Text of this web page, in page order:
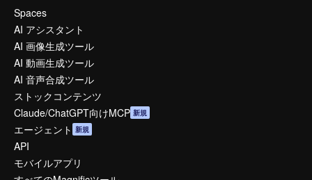
Spaces
AI アシスタント
AI 画像生成ツール
AI 動画生成ツール
AI 音声合成ツール
ストックコンテンツ
Claude/ChatGPT向けMCP 新規
エージェント 新規
API
モバイルアプリ